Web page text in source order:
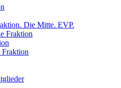
Die Mitte. EVP.
Fraktion
Fraktion